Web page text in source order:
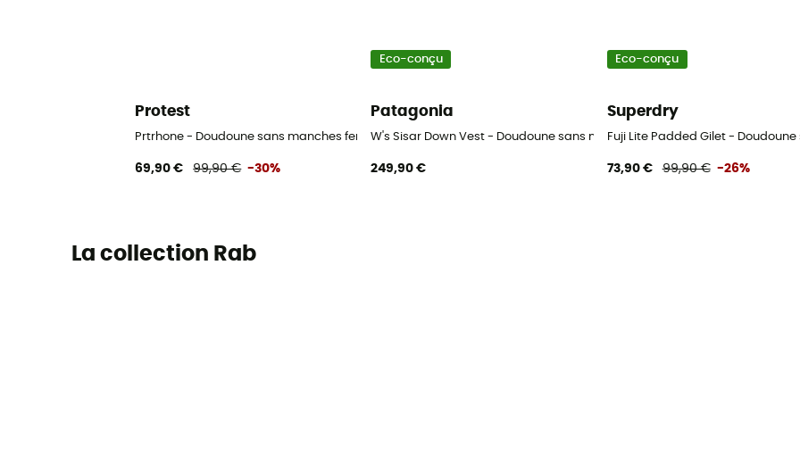
Protest
Prtrhone - Doudoune sans manches femme
69,90 € 99,90 € -30%
Eco-conçu
Patagonia
W's Sisar Down Vest - Doudoune sans manches femme
249,90 €
Eco-conçu
Superdry
Fuji Lite Padded Gilet -
73,90 € 99,90 € -26%
La collection Rab